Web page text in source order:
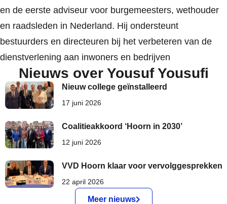
en de eerste adviseur voor burgemeesters, wethouder
en raadsleden in Nederland. Hij ondersteunt
bestuurders en directeuren bij het verbeteren van de
dienstverlening aan inwoners en bedrijven
Nieuws over Yousuf Yousufi
Nieuw college geïnstalleerd
17 juni 2026
Coalitieakkoord ‘Hoorn in 2030’
12 juni 2026
VVD Hoorn klaar voor vervolggesprekken
22 april 2026
Meer nieuws